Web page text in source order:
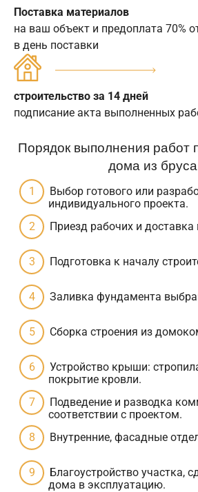
Поставка материалов
на ваш объект и предоплата 70%
в день поставки
строительство за 14 дней
подписание акта выполненных
Порядок выполнения работ
дома из
Выбор готового или
индивидуального проекта.
Приезд рабочих и доставка
Подготовка к началу
Заливка фундамента
Сборка строения из
Устройство крыши:
покрытие кровли.
Подведение и разводка
соответствии с проектом.
Внутренние, фасадные
Благоустройство участка,
дома в эксплуатацию.